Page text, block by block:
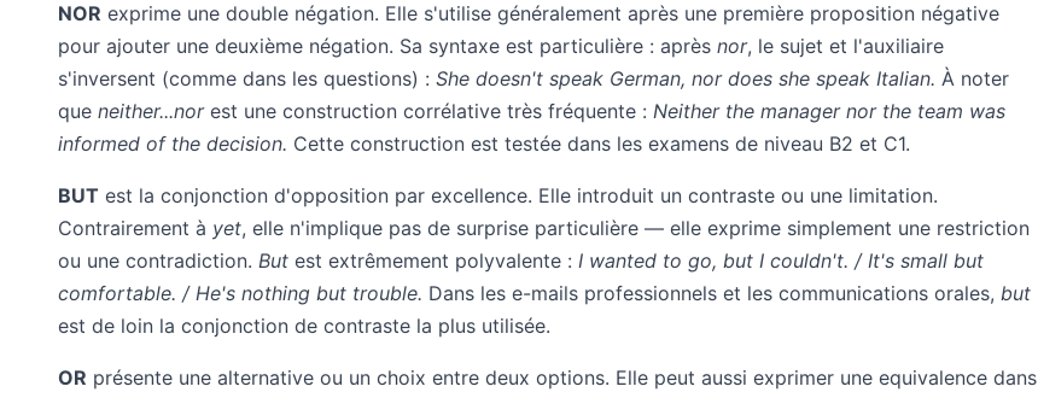
NOR exprime une double négation. Elle s'utilise généralement après une première proposition négative
pour ajouter une deuxième négation. Sa syntaxe est particulière : après nor, le sujet et l'auxiliaire
s'inversent (comme dans les questions) : She doesn't speak German, nor does she speak Italian. À noter
que neither...norest une construction corrélative très fréquente : Neither the manager nor the team was
informed of the decision. Cette construction est testée dans les examens de niveau B2 et C1.
BUT est la conjonction d'opposition par excellence. Elle introduit un contraste ou une limitation.
Contrairement à yet, elle n'implique pas de surprise particulière — elle exprime simplement une restriction
ou une contradiction. But est extrêmement polyvalente : I wanted to go, but I couldn't. / It's small but
comfortable. / He's nothing but trouble. Dans les e-mails professionnels et les communications orales, but
est de loin la conjonction de contraste la plus utilisée.
OR présente une alternative ou un choix entre deux options. Elle peut aussi exprimer une equivalence dans